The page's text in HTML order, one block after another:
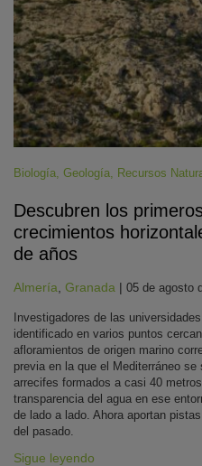
Biología, Geología, Recursos
Descubren los
crecimientos
de años
Almería Granada | 05 de agosto
Investigadores de las
identificado en varios puntos
afloramientos de origen marino
previa en la que el Mediterráneo
arrecifes formados a casi 40
transparencia del agua en ese
de lado a lado. Ahora aportan
del pasado.
Sigue leyendo